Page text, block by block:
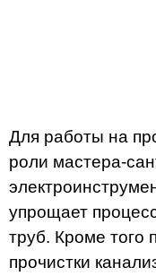
Для работы на
роли мастера-
упрощает
труб. Кроме того
прочистки